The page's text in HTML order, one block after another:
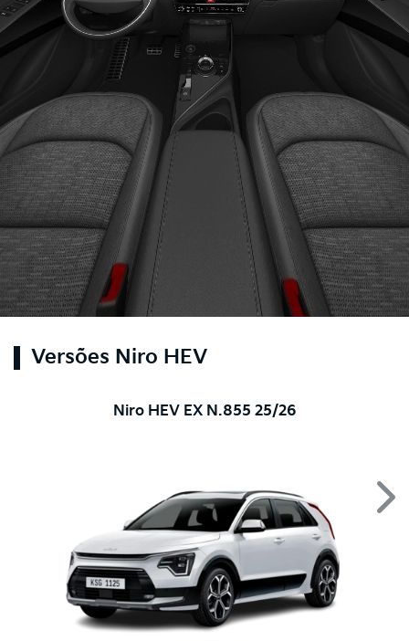
Versões Niro HEV
Niro HEV EX N.855 25/26